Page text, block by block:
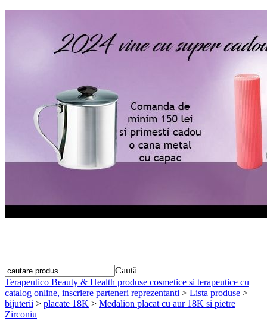
Caută
Terapeutico Beauty & Health produse cosmetice si terapeutice cu
catalog online, inscriere parteneri reprezentanti > Lista produse >
bijuterii > placate 18K > Medalion placat cu aur 18K si pietre
Zirconiu